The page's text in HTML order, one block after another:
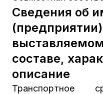
Сведения об
составе,
описание
Транспортное